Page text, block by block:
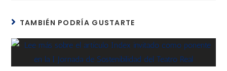
TAMBIÉN PODRÍA GUSTARTE